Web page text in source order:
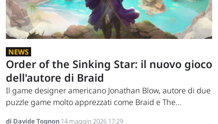
NEWS
Order of the Sinking Star: il nuovo gioco
dell'autore di Braid
Il game designer americano Jonathan Blow, autore di due
puzzle game molto apprezzati come Braid e The...
di Davide Tognon 14 maggio 2026 17:29